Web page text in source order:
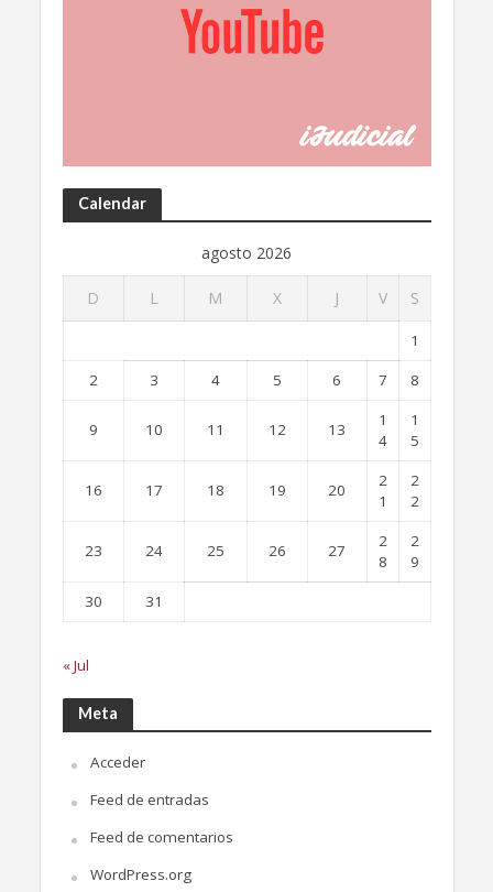
Calendar
agosto 2026
D L M X J V S
1
2
3 4 5 6 7 8
9 10 11 12 13
1
4
1
5
16 17 18 19 20
2
1
2
2
23 24 25 26 27
2
8
2
9
30
31
« Jul
Meta
Acceder
Feed de entradas
Feed de comentarios
WordPress.org